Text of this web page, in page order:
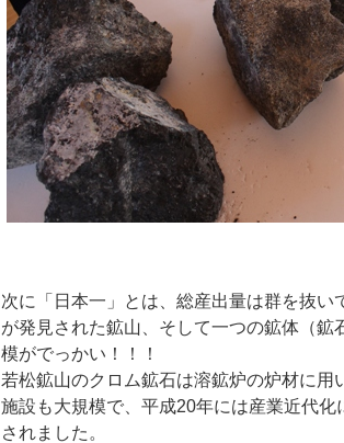
次に「日本一」とは、総産出量は群を抜
が発見された鉱山、そして一つの鉱体（
模がでっかい！！！
若松鉱山のクロム鉱石は溶鉱炉の炉材に用
施設も大規模で、平成20年には産業近代
されました。